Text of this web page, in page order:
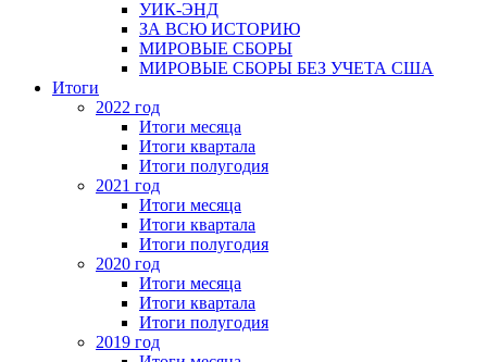
УИК-ЭНД
ЗА ВСЮ ИСТОРИЮ
МИРОВЫЕ СБОРЫ
МИРОВЫЕ СБОРЫ БЕЗ УЧЕТА США
Итоги
2022 год
Итоги месяца
Итоги квартала
Итоги полугодия
2021 год
Итоги месяца
Итоги квартала
Итоги полугодия
2020 год
Итоги месяца
Итоги квартала
Итоги полугодия
2019 год